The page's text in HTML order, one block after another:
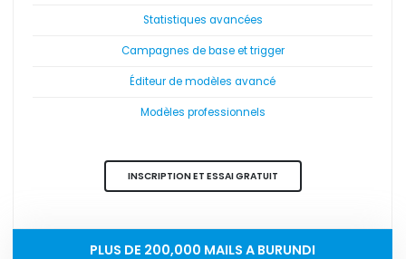
Statistiques avancées
Campagnes de base et trigger
Éditeur de modèles avancé
Modèles professionnels
INSCRIPTION ET ESSAI GRATUIT
PLUS DE 200,000 MAILS A BURUNDI